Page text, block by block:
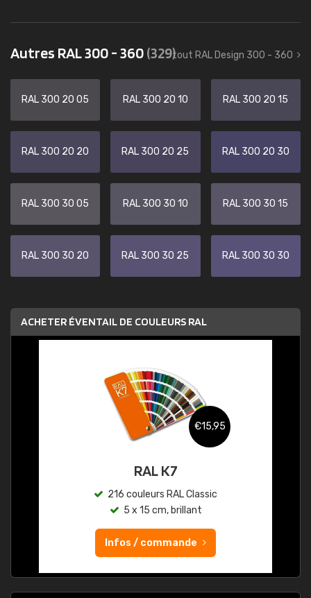
Autres RAL 300 - 360(329)tout RAL Design 300 - 360
RAL 300 20 05 RAL 300 20 10 RAL 300 20 15
RAL 300 20 20 RAL 300 20 25 RAL 300 20 30
RAL 300 30 05 RAL 300 30 10 RAL 300 30 15
RAL 300 30 20 RAL 300 30 25 RAL 300 30 30
ACHETER ÉVENTAIL DE COULEURS RAL
€15,95
RAL K7
216 couleurs RAL Classic
5 x 15 cm, brillant
Infos / commande